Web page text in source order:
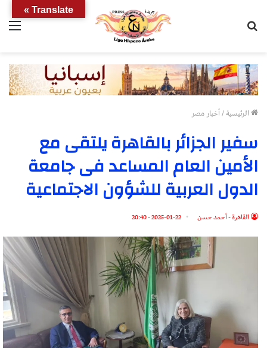
الرئيسية/أخبار مصر
سفير الجزائر بالقاهرة يلتقى مع
الأمين العام المساعد فى جامعة
الدول العربية للشؤون الاجتماعية
القاهرة - أحمد حسن 2025-01-22 - 20:40
Translate »